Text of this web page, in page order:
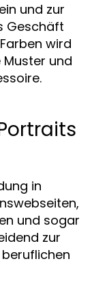
und zur
Geschäft
wird
und
in
und sogar
zur